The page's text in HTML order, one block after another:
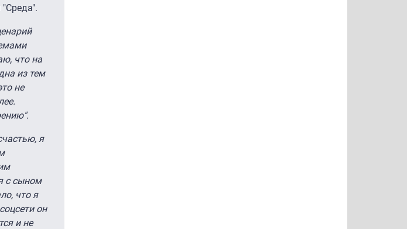
что на
из тем
не
я
с сыном
что я
он
и не